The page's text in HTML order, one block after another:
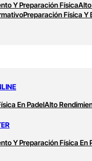
Y Preparación Física
Preparación Física Y
En PadelAlto
Y Preparación Física En